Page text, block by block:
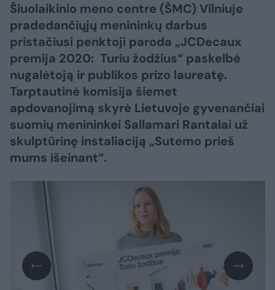
Šiuolaikinio meno centre (ŠMC) Vilniuje
pradedančiųjų menininkų darbus
pristačiusi penktoji paroda „JCDecaux
premija 2020: Turiu žodžius“ paskelbė
nugalėtoją ir publikos prizo laureatę.
Tarptautinė komisija šiemet
apdovanojimą skyrė Lietuvoje gyvenančiai
suomių menininkei Sallamari Rantalai už
skulptūrinę instaliaciją „Sutemo prieš
mums išeinant“.